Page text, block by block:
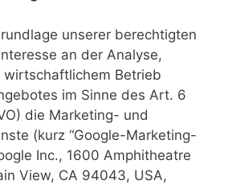
unserer berechtigten
an der Analyse,
wirtschaftlichem Betrieb
im Sinne des Art. 6
die Marketing- und
(kurz “Google-Marketing-
Inc., 1600 Amphitheatre
View, CA 94043, USA,